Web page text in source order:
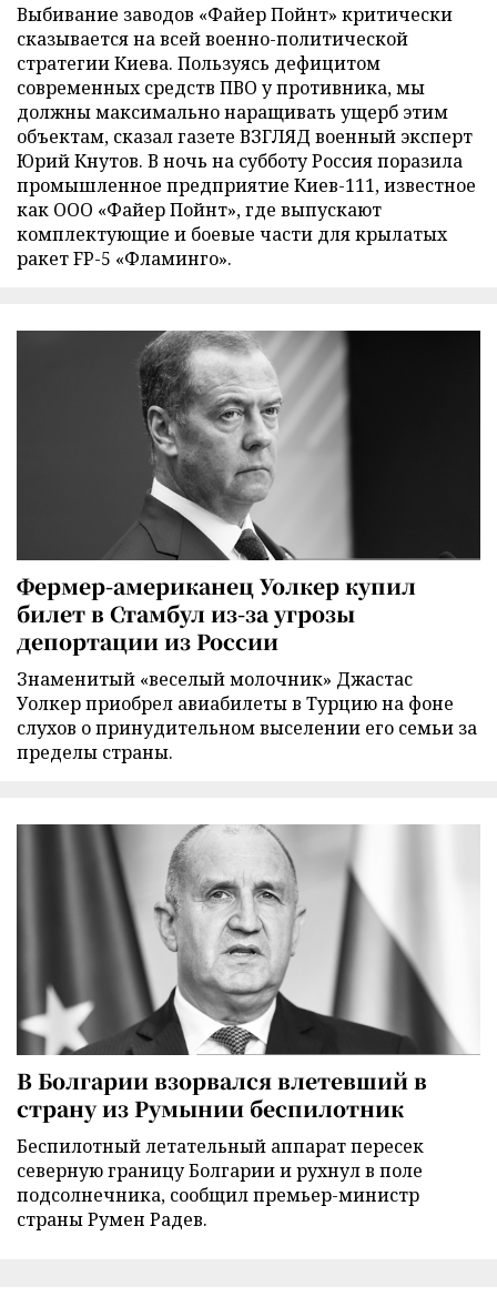
Выбивание заводов «Файер Пойнт» критически
сказывается на всей военно-политической
стратегии Киева. Пользуясь дефицитом
современных средств ПВО у противника, мы
должны максимально наращивать ущерб этим
объектам, сказал газете ВЗГЛЯД военный эксперт
Юрий Кнутов. В ночь на субботу Россия поразила
промышленное предприятие Киев-111, известное
как ООО «Файер Пойнт», где выпускают
комплектующие и боевые части для крылатых
ракет FP-5 «Фламинго».
Фермер-американец Уолкер купил
билет в Стамбул из-за угрозы
депортации из России
Знаменитый «веселый молочник» Джастас
Уолкер приобрел авиабилеты в Турцию на фоне
слухов о принудительном выселении его семьи за
пределы страны.
В Болгарии взорвался влетевший в
страну из Румынии беспилотник
Беспилотный летательный аппарат пересек
северную границу Болгарии и рухнул в поле
подсолнечника, сообщил премьер-министр
страны Румен Радев.